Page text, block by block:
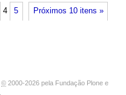
Próximos 10 itens »
4 5
© 2000-2026 pela Fundação Plone e